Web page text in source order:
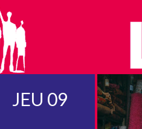
JEU 09